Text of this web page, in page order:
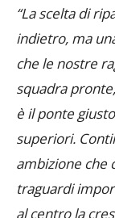
“La scelta di
indietro, ma
che le nostre
squadra
è il ponte
superiori.
ambizione che
traguardi